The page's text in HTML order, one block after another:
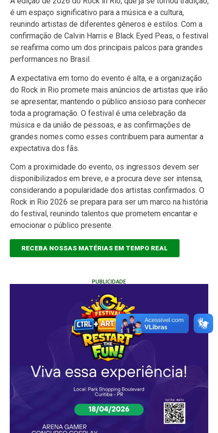
é um espaço significativo para a música e a cultura,
reunindo artistas de diferentes gêneros e estilos. Com a
confirmação de Calvin Harris e Black Eyed Peas, o festival
se reafirma como um dos principais palcos para grandes
performances no Brasil.
A expectativa em torno do evento é alta, e a organização
do Rock in Rio promete mais anúncios de artistas que irão
se apresentar, mantendo o público ansioso para conhecer
toda a programação. O festival é uma celebração da
música e da união de pessoas, e as confirmações de
grandes nomes como esses contribuem para aumentar a
expectativa dos fãs.
Com a proximidade do evento, os ingressos devem ser
disponibilizados em breve, e a procura deve ser intensa,
considerando a popularidade dos artistas confirmados. O
Rock in Rio 2026 se prepara para ser um marco na história
do festival, reunindo talentos que prometem encantar e
emocionar o público presente.
RECEBA NOSSAS MATÉRIAS EM TEMPO REAL
PUBLICIDADE